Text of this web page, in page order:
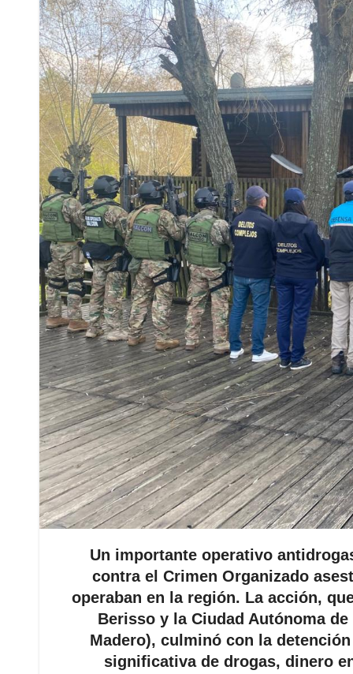
Un importante operativo
contra el Crimen Organizado
operaban en la región. La acción,
Berisso y la Ciudad Autónoma
Madero), culminó con la
significativa de drogas, dinero